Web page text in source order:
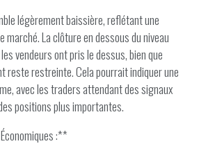
légèrement baissière, reflétant une
La clôture en dessous du niveau
vendeurs ont pris le dessus, bien que
reste restreinte. Cela pourrait indiquer une
avec les traders attendant des signaux
positions plus importantes.
:**